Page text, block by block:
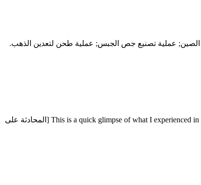
الصين; عملية تصنيع جص الجبس; عملية طحن لتعدين الذهب.
الجبس التعدين في تقنيات أريزونا. تقنيات التعدين عن الجبس. تعدين الجبس في تنزانيا. تعدين الذهب في تنزانيا This is a quick glimpse of what I experienced in Geita, Tanzania, in September 2009 [المحادثة على